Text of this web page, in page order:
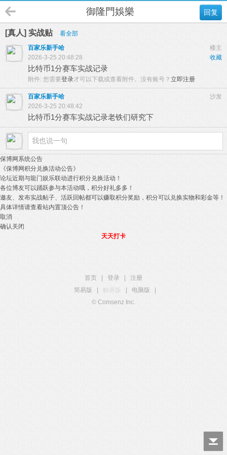
回复
御隆門娛樂
[真人] 实战贴
看全部
楼主
百家乐新手哈
收藏
2026-3-25 20:48:28
比特币1分赛车实战记录
附件: 您需要登录才可以下载或查看附件。没有账号？ 立即注册
沙发
百家乐新手哈
2026-3-25 20:48:42
比特币1分赛车实战记录老铁们研究下
保博网系统公告
《保博网积分兑换活动公告》
论坛近期与龍门娱乐联动进行积分兑换活动！
各位博友可以踊跃参与本活动哦，积分好礼多多！
邀友、发布实战帖子、活跃回帖都可以赚取积分奖励，积分可以兑换实物和彩金等！
具体详情请查看站内置顶公告！
取消
确认关闭
天天打卡
首页 登录
注册
简易版
触屏版 电脑版
© Comsenz Inc.